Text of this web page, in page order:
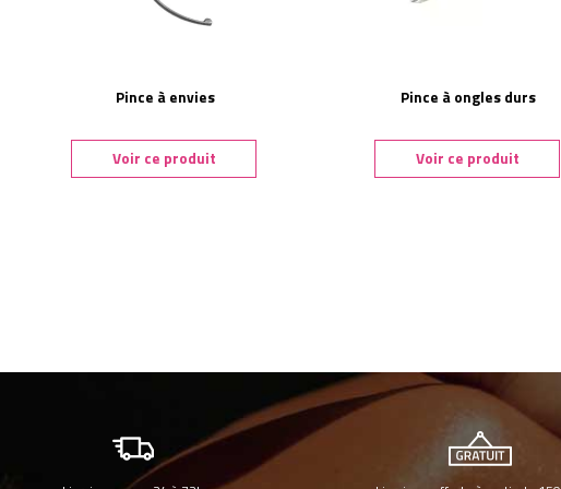
Pince à envies
Voir ce produit
Pince à ongles durs
Voir ce produit